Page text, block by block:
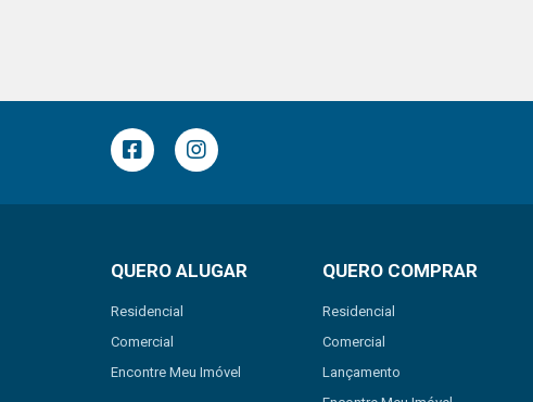
QUERO ALUGAR
Residencial
Comercial
Encontre Meu Imóvel
QUERO COMPRAR
Residencial
Comercial
Lançamento